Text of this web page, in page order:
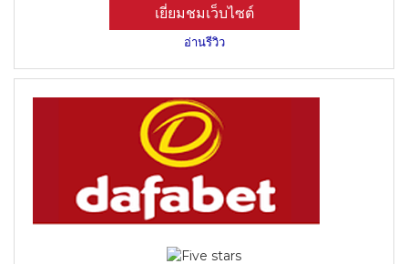
เยี่ยมชมเว็บไซต์
อ่านรีวิว